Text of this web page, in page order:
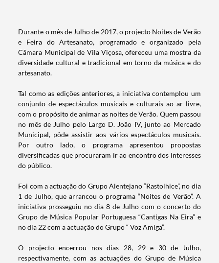
​​​​​Durante o mês de Julho de 2017, o projecto Noites de Verão
e Feira do Artesanato, programado e organizado pela
Câmara Municipal de Vila Viçosa, ofereceu uma mostra da
diversidade cultural e tradicional em torno da música e do
artesanato.
Tal como as edições anteriores, a iniciativa contemplou um
conjunto de espectáculos musicais e culturais ao ar livre,
com o propósito de animar as noites de Verão. Quem passou
no mês de Julho pelo Largo D. João IV, junto ao Mercado
Municipal, pôde assistir aos vários espectáculos musicais.
Por outro lado, o programa apresentou propostas
diversificadas que procuraram ir ao encontro dos interesses
do público.
Foi com a actuação do Grupo Alentejano “Rastolhice”, no dia
1 de Julho, que arrancou o programa “Noites de Verão”. A
iniciativa prosseguiu no dia 8 de Julho com o concerto do
Grupo de Música Popular Portuguesa “Cantigas Na Eira” e
no dia 22 com a actuação do Grupo “ Voz Amiga”.
O projecto encerrou nos dias 28, 29 e 30 de Julho,
respectivamente, com as actuações do Grupo de Música